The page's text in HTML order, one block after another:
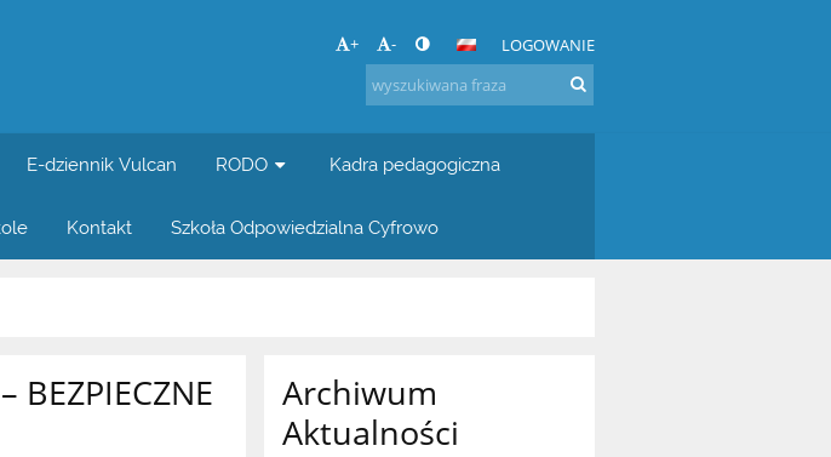
+ - LOGOWANIE
E-dziennik Vulcan RODO Kadra pedagogiczna
Kontakt Szkoła Odpowiedzialna Cyfrowo
BEZPIECZNE
Archiwum
Aktualności